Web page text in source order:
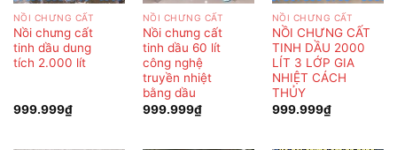
NỒI CHƯNG CẤT
Nồi chưng cất
tinh dầu dung
tích 2.000 lít
999.999₫
NỒI CHƯNG CẤT
Nồi chưng cất
tinh dầu 60 lít
công nghệ
truyền nhiệt
bằng dầu
999.999₫
NỒI CHƯNG CẤT
NỒI CHƯNG CẤT
TINH DẦU 2000
LÍT 3 LỚP GIA
NHIỆT CÁCH
THỦY
999.999₫